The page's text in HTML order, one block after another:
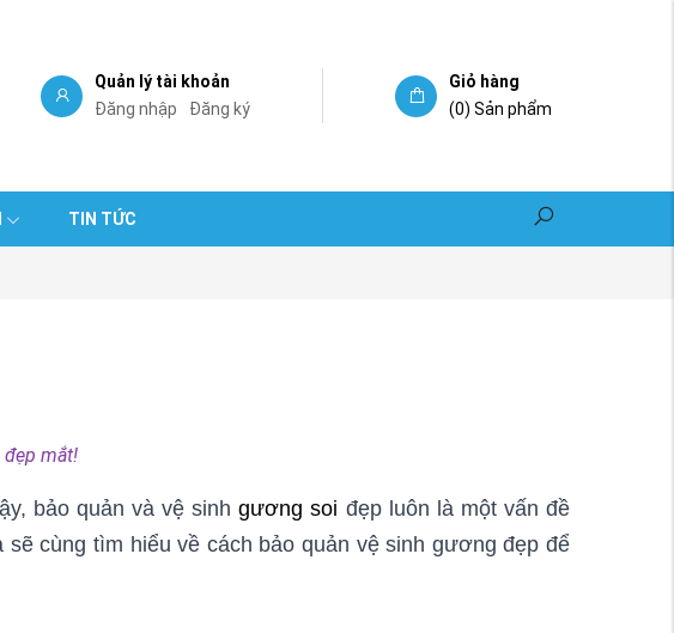
Quản lý tài khoản
Đăng nhập
Đăng ký
Giỏ hàng
(0) Sản phẩm
TIN TỨC
mắt!
bảo quản và vệ sinhgương soi đẹp luôn là một vấn đề
cùng tìm hiểu về cách bảo quản vệ sinh gương đẹp để